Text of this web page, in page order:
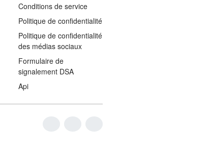
Conditions de service
Politique de confidentialité
Politique de confidentialité
des médias sociaux
Formulaire de
signalement DSA
Api